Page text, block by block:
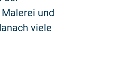
und
viele